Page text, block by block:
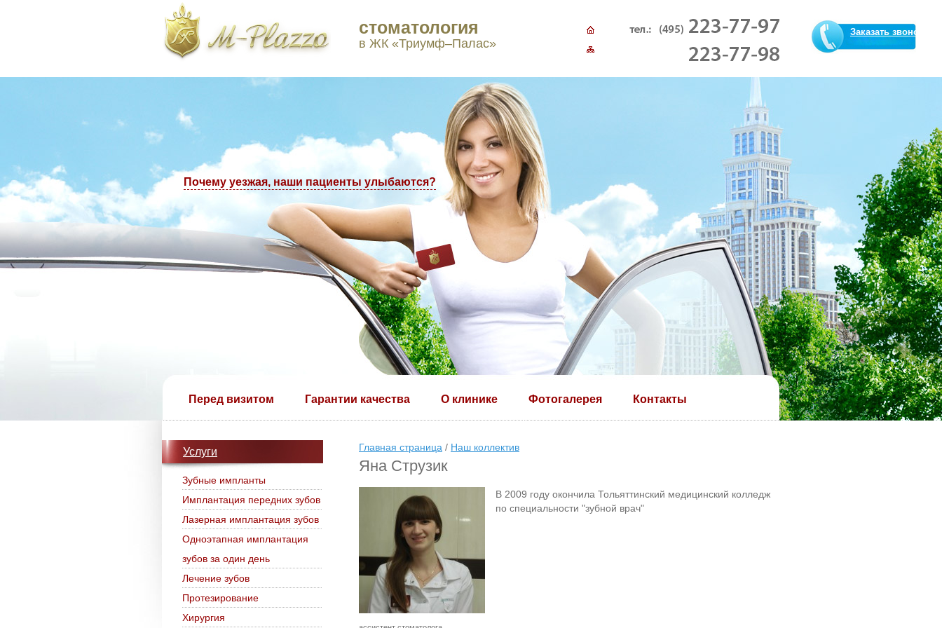
стоматология
в ЖК «Триумф–Палас»
клиника. Телефоны в Москве: +7(495) 223-77-97, +7(495) 223-77-98
Заказать звонок
Почему уезжая, наши пациенты улыбаются?
Перед визитом Гарантии качества О клинике Фотогалерея Контакты
Главная страница / Наш коллектив
Яна Струзик
В 2009 году окончила Тольяттинский медицинский колледж
по специальности "зубной врач"
Услуги
Зубные импланты
Имплантация передних зубов
Лазерная имплантация зубов
Одноэтапная имплантация
зубов за один день
Лечение зубов
Протезирование
Хирургия